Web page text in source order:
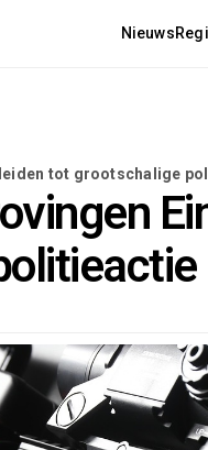
Nieuws
tot grootschalige